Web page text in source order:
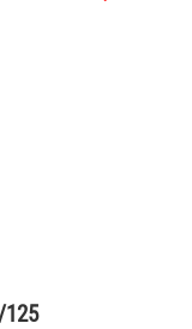
125